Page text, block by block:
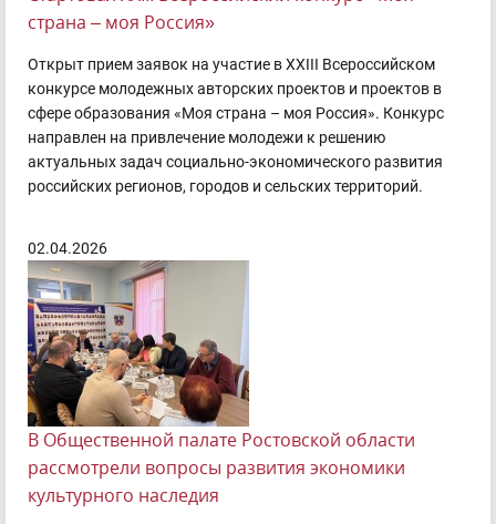
страна – моя Россия»
Открыт прием заявок на участие в XXIII Всероссийском
конкурсе молодежных авторских проектов и проектов в
сфере образования «Моя страна – моя Россия». Конкурс
направлен на привлечение молодежи к решению
актуальных задач социально-экономического развития
российских регионов, городов и сельских территорий.
02.04.2026
В Общественной палате Ростовской области
рассмотрели вопросы развития экономики
культурного наследия